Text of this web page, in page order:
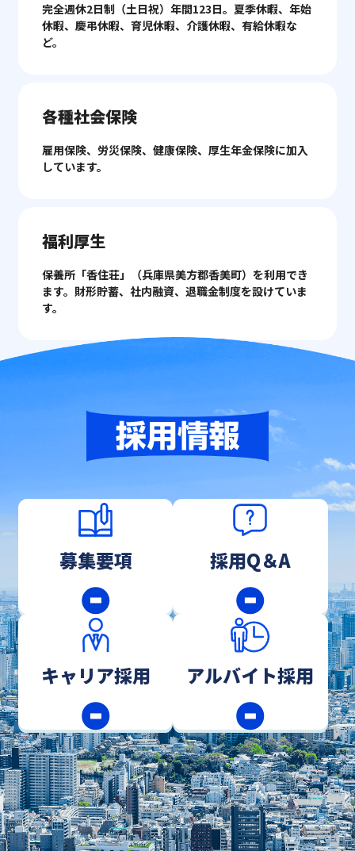
完全週休2日制（土日祝）年間123日。夏季休暇、年始
休暇、慶弔休暇、育児休暇、介護休暇、有給休暇な
ど。
各種社会保険
雇用保険、労災保険、健康保険、厚生年金保険に加入
しています。
福利厚生
保養所「香住荘」（兵庫県美方郡香美町）を利用でき
ます。財形貯蓄、社内融資、退職金制度を設けていま
す。
募集要項 採用Q＆A
キャリア採用 アルバイト採用